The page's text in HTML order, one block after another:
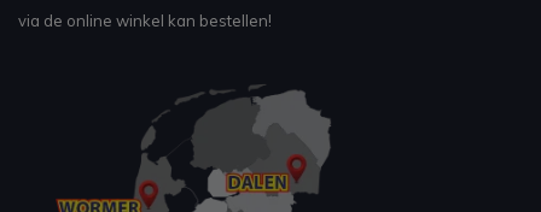
via de online winkel kan bestellen!